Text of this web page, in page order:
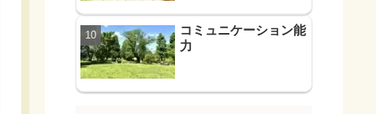
コミュニケーション能
力